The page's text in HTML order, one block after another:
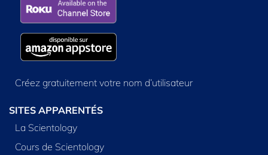
Créez gratuitement votre nom d’utilisateur
SITES APPARENTÉS
La Scientology
Cours de Scientology